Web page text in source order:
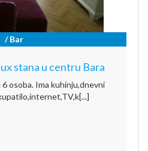
/ Bar
stana u centru Bara
osoba. Ima kuhinju,dnevni